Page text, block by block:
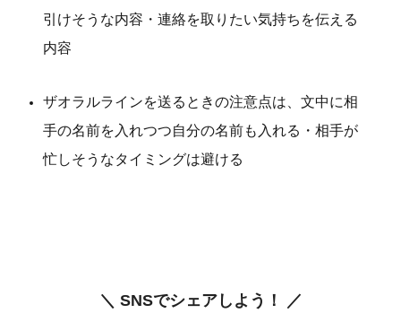
引けそうな内容・連絡を取りたい気持ちを伝える
内容
ザオラルラインを送るときの注意点は、文中に相
手の名前を入れつつ自分の名前も入れる・相手が
忙しそうなタイミングは避ける
＼ SNSでシェアしよう！ ／